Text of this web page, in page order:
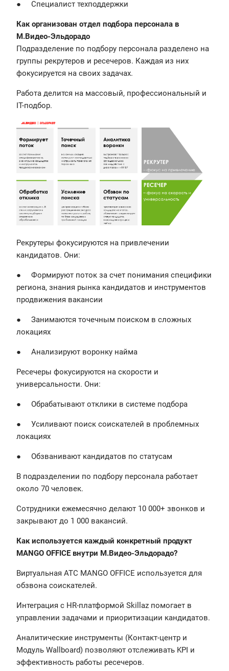
● Специалист техподдержки
Как организован отдел подбора персонала в
М.Видео-Эльдорадо
Подразделение по подбору персонала разделено на
группы рекрутеров и ресечеров. Каждая из них
фокусируется на своих задачах.
Работа делится на массовый, профессиональный и
IT-подбор.
Рекрутеры фокусируются на привлечении
кандидатов. Они:
● Формируют поток за счет понимания специфики
региона, знания рынка кандидатов и инструментов
продвижения вакансии
● Занимаются точечным поиском в сложных
локациях
● Анализируют воронку найма
Ресечеры фокусируются на скорости и
универсальности. Они:
● Обрабатывают отклики в системе подбора
● Усиливают поиск соискателей в проблемных
локациях
● Обзванивают кандидатов по статусам
В подразделении по подбору персонала работает
около 70 человек.
Сотрудники ежемесячно делают 10 000+ звонков и
закрывают до 1 000 вакансий.
Как используется каждый конкретный продукт
MANGO OFFICE внутри М.Видео-Эльдорадо?
Виртуальная АТС MANGO OFFICE используется для
обзвона соискателей.
Интеграция с HR-платформой Skillaz помогает в
управлении задачами и приоритизации кандидатов.
Аналитические инструменты (Контакт-центр и
Модуль Wallboard) позволяют отслеживать KPI и
эффективность работы ресечеров.